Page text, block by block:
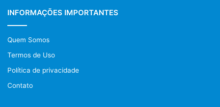
INFORMAÇÕES IMPORTANTES
Quem Somos
Termos de Uso
Política de privacidade
Contato